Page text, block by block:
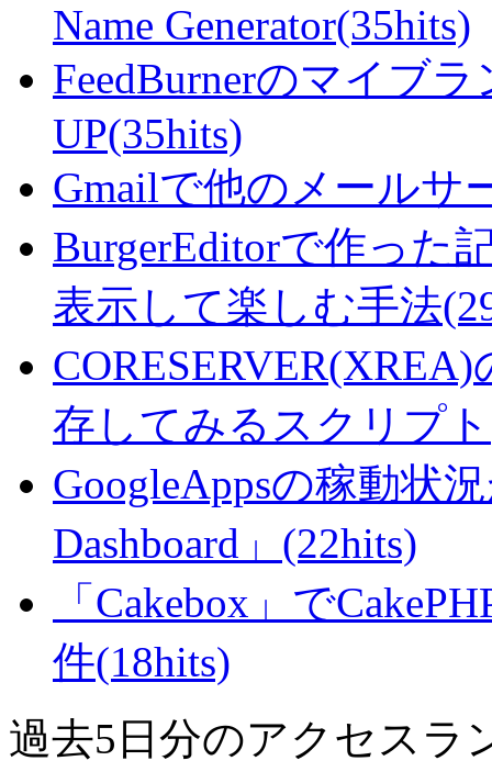
Name Generator(35hits)
FeedBurnerのマイブ
UP(35hits)
Gmailで他のメールサ
BurgerEditorで作った
表示して楽しむ手法
存してみるスクリプ
GoogleAppsの稼動状
Dashboard」(22hits)
「Cakebox」で
件(18hits)
過去5日分のアクセスラ